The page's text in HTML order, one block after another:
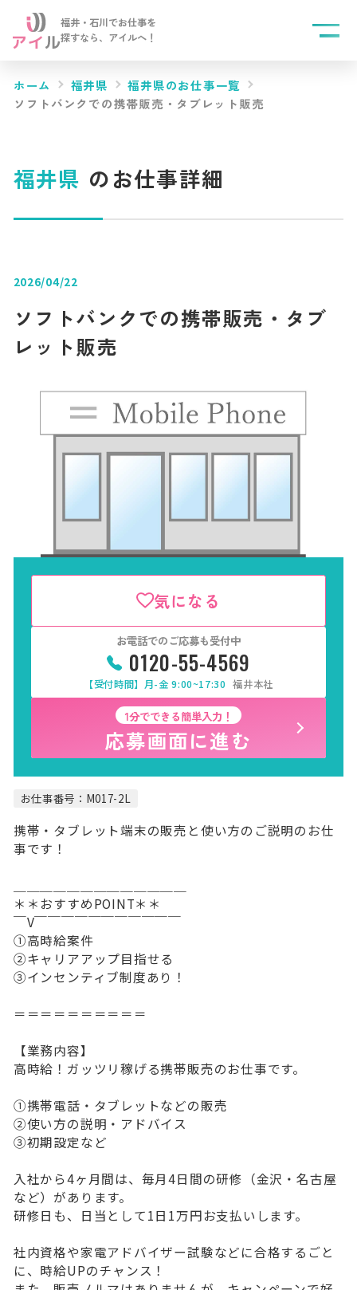
福井・石川でお仕事を
探すなら、 アイルへ！
ホーム 福井県
福井県のお仕事一覧
ソフトバンクでの携帯販売・タブレット販売
福井県 のお仕事詳細
2026/04/22
ソフトバンクでの携帯販売・タブ
レット販売
気になる
お電話でのご応募も受付中
0120-55-4569
【受付時間】月-金 9:00~17:30 福井本社
1分でできる簡単入力！
応募画面に進む
お仕事番号：M017-2L
携帯・タブレット端末の販売と使い方のご説明のお仕
事です！
＊＊おすすめPOINT＊＊
￣V￣￣￣￣￣￣￣￣￣￣￣
①高時給案件
②キャリアアップ目指せる
③インセンティブ制度あり！
＝＝＝＝＝＝＝＝＝＝
【業務内容】
高時給！ガッツリ稼げる携帯販売のお仕事です。
①携帯電話・タブレットなどの販売
②使い方の説明・アドバイス
③初期設定など
入社から4ヶ月間は、毎月4日間の研修（金沢・名古屋
など）があります。
研修日も、日当として1日1万円お支払いします。
社内資格や家電アドバイザー試験などに合格するごと
に、時給UPのチャンス！